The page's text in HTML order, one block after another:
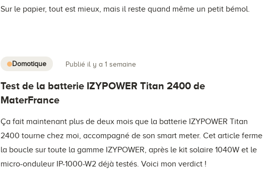
Sur le papier, tout est mieux, mais il reste quand même un petit bémol.
Domotique Publié il y a 1 semaine
Test de la batterie IZYPOWER Titan 2400 de
MaterFrance
Ça fait maintenant plus de deux mois que la batterie IZYPOWER Titan
2400 tourne chez moi, accompagné de son smart meter. Cet article ferme
la boucle sur toute la gamme IZYPOWER, après le kit solaire 1040W et le
micro-onduleur IP-1000-W2 déjà testés. Voici mon verdict !